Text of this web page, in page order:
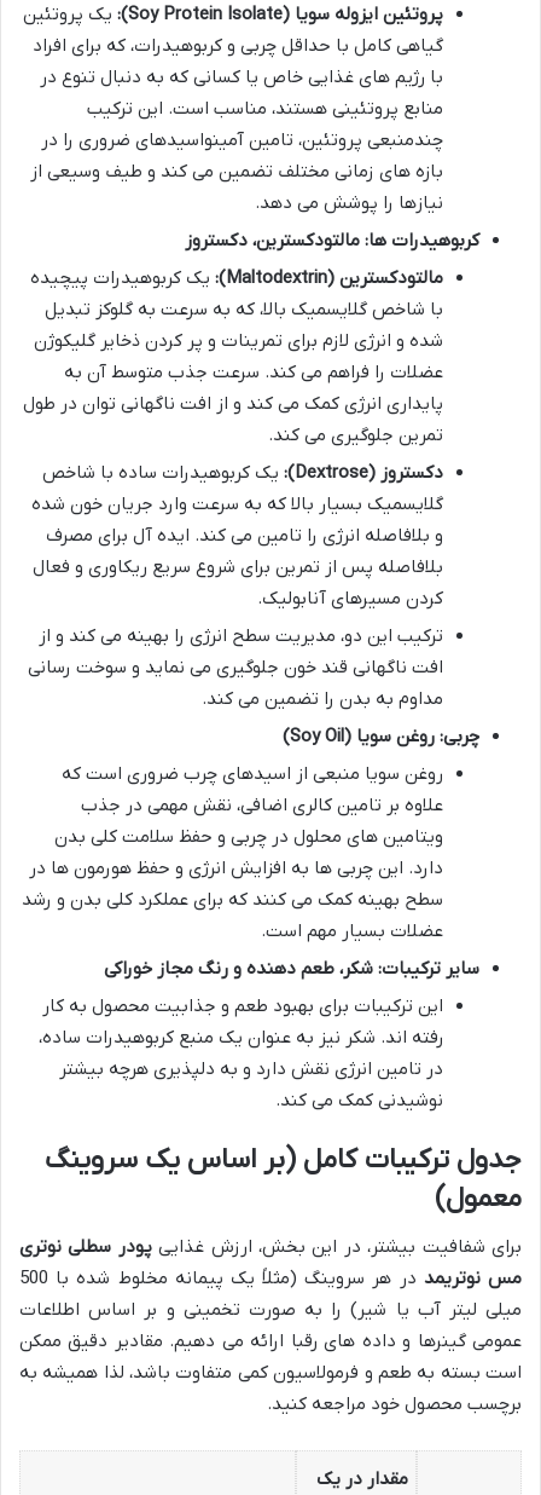
پروتئین ایزوله سویا (Soy Protein Isolate):
یک پروتئین
گیاهی کامل با حداقل چربی و کربوهیدرات، که برای افراد
با رژیم های غذایی خاص یا کسانی که به دنبال تنوع در
منابع پروتئینی هستند، مناسب است. این ترکیب
چندمنبعی پروتئین، تامین آمینواسیدهای ضروری را در
بازه های زمانی مختلف تضمین می کند و طیف وسیعی از
نیازها را پوشش می دهد.
کربوهیدرات ها: مالتودکسترین، دکستروز
مالتودکسترین (Maltodextrin):
یک کربوهیدرات پیچیده
با شاخص گلایسمیک بالا، که به سرعت به گلوکز تبدیل
شده و انرژی لازم برای تمرینات و پر کردن ذخایر گلیکوژن
عضلات را فراهم می کند. سرعت جذب متوسط آن به
پایداری انرژی کمک می کند و از افت ناگهانی توان در طول
تمرین جلوگیری می کند.
دکستروز (Dextrose):
یک کربوهیدرات ساده با شاخص
گلایسمیک بسیار بالا که به سرعت وارد جریان خون شده
و بلافاصله انرژی را تامین می کند. ایده آل برای مصرف
بلافاصله پس از تمرین برای شروع سریع ریکاوری و فعال
کردن مسیرهای آنابولیک.
ترکیب این دو، مدیریت سطح انرژی را بهینه می کند و از
افت ناگهانی قند خون جلوگیری می نماید و سوخت رسانی
مداوم به بدن را تضمین می کند.
چربی: روغن سویا (Soy Oil)
روغن سویا منبعی از اسیدهای چرب ضروری است که
علاوه بر تامین کالری اضافی، نقش مهمی در جذب
ویتامین های محلول در چربی و حفظ سلامت کلی بدن
دارد. این چربی ها به افزایش انرژی و حفظ هورمون ها در
سطح بهینه کمک می کنند که برای عملکرد کلی بدن و رشد
عضلات بسیار مهم است.
سایر ترکیبات: شکر، طعم دهنده و رنگ مجاز خوراکی
این ترکیبات برای بهبود طعم و جذابیت محصول به کار
رفته اند. شکر نیز به عنوان یک منبع کربوهیدرات ساده،
در تامین انرژی نقش دارد و به دلپذیری هرچه بیشتر
نوشیدنی کمک می کند.
جدول ترکیبات کامل (بر اساس یک سروینگ
معمول)
برای شفافیت بیشتر، در این بخش، ارزش غذاییپودر سطلی نوتری
مس نوتریمد
در هر سروینگ (مثلاً یک پیمانه مخلوط شده با 500
میلی لیتر آب یا شیر) را به صورت تخمینی و بر اساس اطلاعات
عمومی گینرها و داده های رقبا ارائه می دهیم. مقادیر دقیق ممکن
است بسته به طعم و فرمولاسیون کمی متفاوت باشد، لذا همیشه به
برچسب محصول خود مراجعه کنید.
مقدار در یک